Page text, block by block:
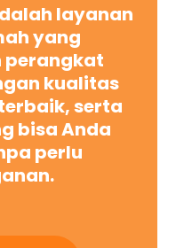
layanan
yang
perangkat
kualitas
serta
bisa Anda
perlu